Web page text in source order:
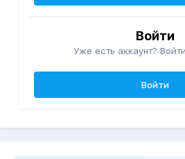
Войти
Уже есть аккаунт?
Войти